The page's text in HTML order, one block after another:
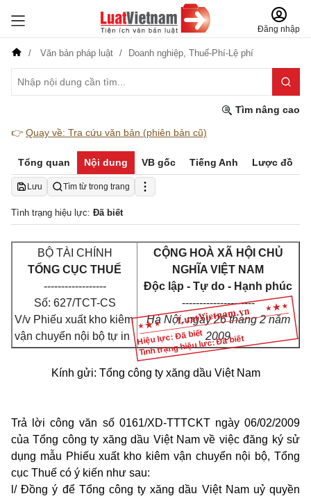
Đăng nhập
Văn bản pháp luật Doanh nghiệp, Thuế-Phí-Lệ phí
Tìm nâng cao
👉 Quay về: Tra cứu văn bản (phiên bản cũ)
Tổng quan Nội dung VB gốc Tiếng Anh Lược đồ
Lưu Tìm từ trong trang
Tình trạng hiệu lực: Đã biết
Hiệu lực: Đã biết
Tình trạng hiệu lực: Đã biết
BỘ TÀI CHÍNH
TỔNG CỤC THUẾ
------------------
Số: 627/TCT-CS
V/v Phiếu xuất kho kiêm
vận chuyển nội bộ tự in
CỘNG HOÀ XÃ HỘI CHỦ
NGHĨA VIỆT NAM
Độc lập - Tự do - Hạnh phúc
---------------------
Hà Nội, ngày 26 tháng 2 năm
2009
Kính gửi: Tổng công ty xăng dầu Việt Nam
Trả lời công văn số 0161/XD-TTTCKT ngày 06/02/2009
của Tổng công ty xăng dầu Việt Nam về việc đăng ký sử
dụng mẫu Phiếu xuất kho kiêm vận chuyển nội bộ, Tổng
cục Thuế có ý kiến như sau:
l/ Đồng ý để Tổng công ty xăng dầu Việt Nam uỷ quyền